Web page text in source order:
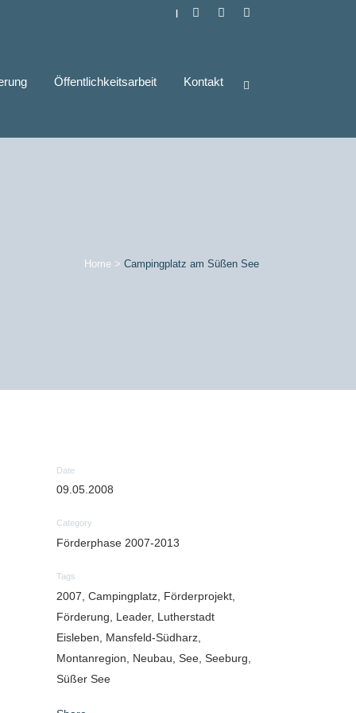
|
Öffentlichkeitsarbeit Kontakt
Home > Campingplatz am Süßen See
Date
09.05.2008
Category
Förderphase 2007-2013
Tags
2007, Campingplatz, Förderprojekt,
Förderung, Leader, Lutherstadt
Eisleben, Mansfeld-Südharz,
Montanregion, Neubau, See, Seeburg,
Süßer See